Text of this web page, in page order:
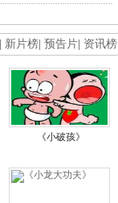
新片榜 预告片 资讯榜
《小破孩》